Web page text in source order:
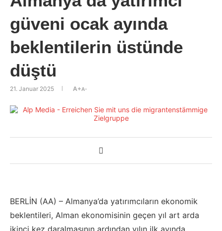
güveni ocak ayında
beklentilerin üstünde
düştü
21. Januar 2025 A+A-
BERLİN (AA) – Almanya’da yatırımcıların ekonomik
beklentileri, Alman ekonomisinin geçen yıl art arda
ikinci kez daralmasının ardından yılın ilk ayında